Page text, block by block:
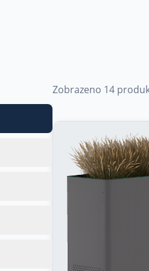
Zobrazeno 14